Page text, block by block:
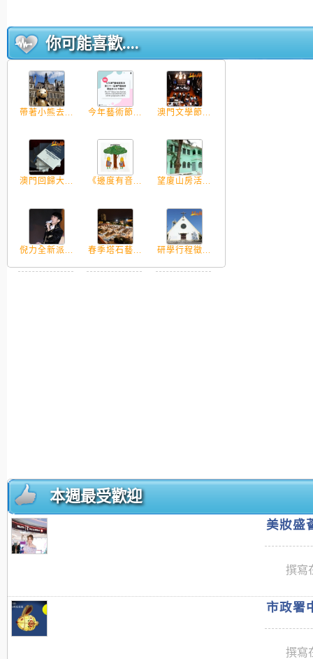
你可能喜歡....
帶著小熊去... 今年藝術節... 澳門文學節...
澳門回歸大... 《邊度有音... 望廈山房活...
倪力全新派... 春季塔石藝... 研學行程徵...
本週最受歡迎
美妝盛
撰寫
市政署
撰寫